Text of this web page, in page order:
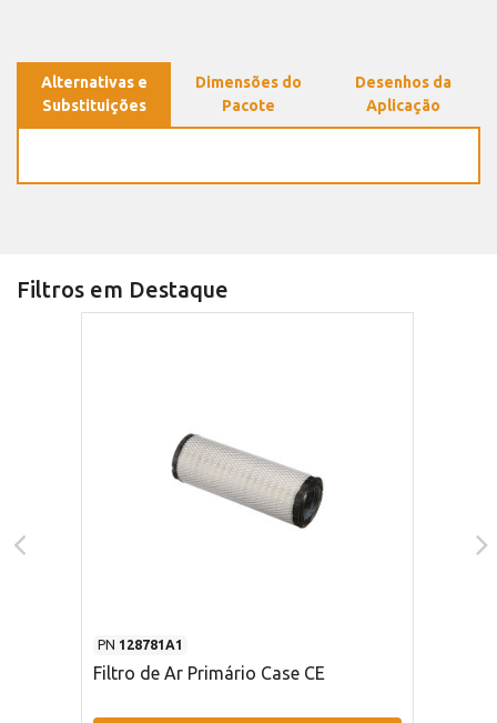
Alternativas e
Substituições
Dimensões do
Pacote
Desenhos da
Aplicação
Filtros em Destaque
PN 128781A1
Filtro de Ar Primário Case CE